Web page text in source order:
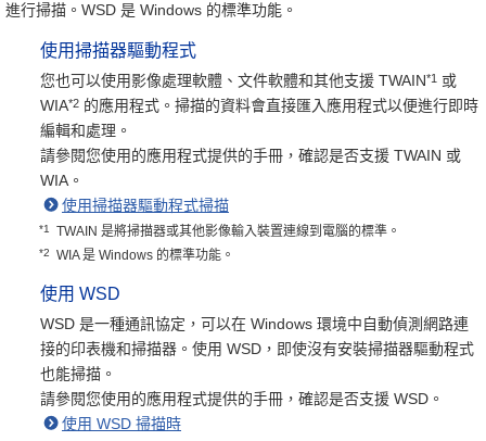
進行掃描。WSD 是 Windows 的標準功能。
使用掃描器驅動程式
您也可以使用影像處理軟體、文件軟體和其他支援 TWAIN*1 或
WIA*2 的應用程式。掃描的資料會直接匯入應用程式以便進行即時
編輯和處理。
請參閱您使用的應用程式提供的手冊，確認是否支援 TWAIN 或
WIA。
使用掃描器驅動程式掃描
*1 TWAIN 是將掃描器或其他影像輸入裝置連線到電腦的標準。
*2 WIA 是 Windows 的標準功能。
使用 WSD
WSD 是一種通訊協定，可以在 Windows 環境中自動偵測網路連
接的印表機和掃描器。使用 WSD，即使沒有安裝掃描器驅動程式
也能掃描。
請參閱您使用的應用程式提供的手冊，確認是否支援 WSD。
使用 WSD 掃描時